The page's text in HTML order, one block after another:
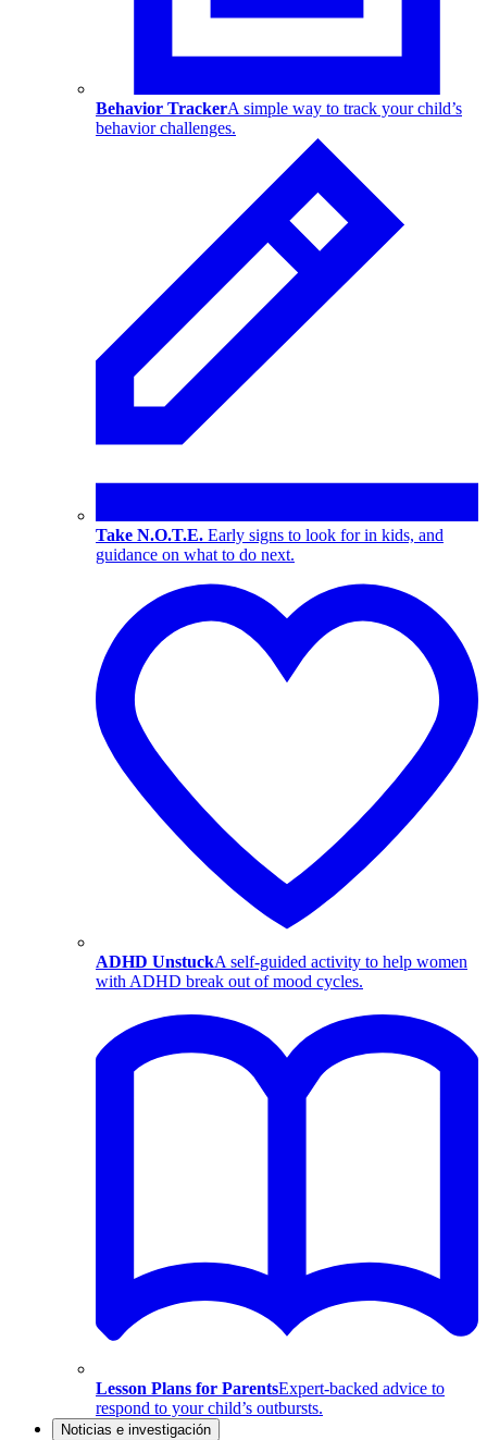
Behavior TrackerA simple way to track your child’s
behavior challenges.
Take N.O.T.E. Early signs to look for in kids, and
guidance on what to do next.
ADHD UnstuckA self-guided activity to help women
with ADHD break out of mood cycles.
Lesson Plans for ParentsExpert-backed advice to
respond to your child’s outbursts.
Noticias e investigación